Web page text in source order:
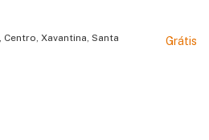
Xavantina, Santa
Grátis